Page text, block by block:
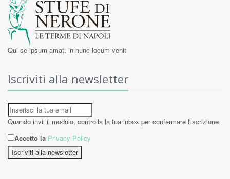
Qui se ipsum amat, in hunc locum venit
Iscriviti alla newsletter
Quando invii il modulo, controlla la tua inbox per confermare l'iscrizione
Accetto la Privacy Policy
Iscriviti alla newsletter